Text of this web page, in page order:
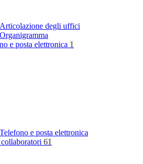
Articolazione degli uffici
Organigramma
e posta elettronica 1
Telefono e posta elettronica
61